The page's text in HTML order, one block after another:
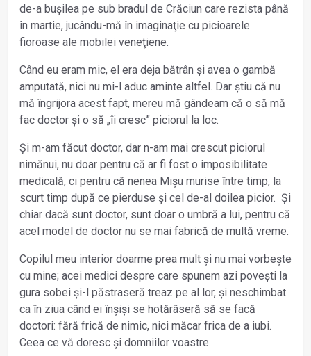
de-a bușilea pe sub bradul de Crăciun care rezista până
în martie, jucându-mă în imaginaţie cu picioarele
fioroase ale mobilei veneţiene.
Când eu eram mic, el era deja bătrân și avea o gambă
amputată, nici nu mi-l aduc aminte altfel. Dar știu că nu
mă îngrijora acest fapt, mereu mă gândeam că o să mă
fac doctor și o să „îi cresc” piciorul la loc.
Și m-am făcut doctor, dar n-am mai crescut piciorul
nimănui, nu doar pentru că ar fi fost o imposibilitate
medicală, ci pentru că nenea Mișu murise între timp, la
scurt timp după ce pierduse și cel de-al doilea picior. Și
chiar dacă sunt doctor, sunt doar o umbră a lui, pentru că
acel model de doctor nu se mai fabrică de multă vreme.
Copilul meu interior doarme prea mult și nu mai vorbește
cu mine; acei medici despre care spunem azi povești la
gura sobei și-l păstraseră treaz pe al lor, și neschimbat
ca în ziua când ei înșiși se hotărâseră să se facă
doctori: fără frică de nimic, nici măcar frica de a iubi.
Ceea ce vă doresc și domniilor voastre.